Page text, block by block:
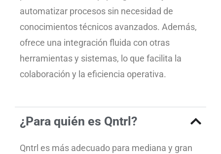
automatizar procesos sin necesidad de
conocimientos técnicos avanzados. Además,
ofrece una integración fluida con otras
herramientas y sistemas, lo que facilita la
colaboración y la eficiencia operativa.
¿Para quién es Qntrl?
Qntrl es más adecuado para mediana y gran